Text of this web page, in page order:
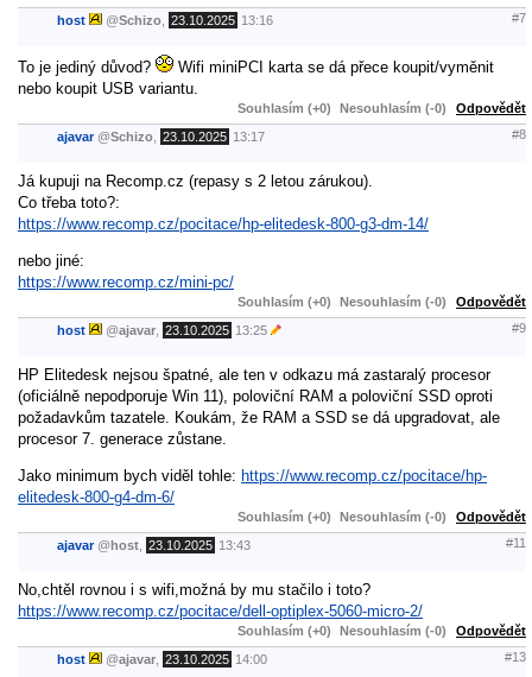
host @Schizo 23.10.2025 13:16 #7
To je jediný důvod?
Wifi miniPCI karta se dá přece koupit/vyměnit
nebo koupit USB variantu.
Souhlasím (+0) Nesouhlasím (-0) Odpovědět
ajavar @Schizo 23.10.2025 13:17 #8
Já kupuji na Recomp.cz (repasy s 2 letou zárukou).
Co třeba toto?:
https://www.recomp.cz/pocitace/hp-elitedesk-800-g3-dm-14/
nebo jiné:
https://www.recomp.cz/mini-pc/
Souhlasím (+0) Nesouhlasím (-0) Odpovědět
host @ajavar 23.10.2025 13:25 #9
HP Elitedesk nejsou špatné, ale ten v odkazu má zastaralý procesor
(oficiálně nepodporuje Win 11), poloviční RAM a poloviční SSD oproti
požadavkům tazatele. Koukám, že RAM a SSD se dá upgradovat, ale
procesor 7. generace zůstane.
Jako minimum bych viděl tohle: https://www.recomp.cz/pocitace/hp-
elitedesk-800-g4-dm-6/
Souhlasím (+0) Nesouhlasím (-0) Odpovědět
ajavar @ host 23.10.2025 13:43 #11
No,chtěl rovnou i s wifi,možná by mu stačilo i toto?
https://www.recomp.cz/pocitace/dell-optiplex-5060-micro-2/
Souhlasím (+0) Nesouhlasím (-0) Odpovědět
host @ajavar 23.10.2025 14:00 #13